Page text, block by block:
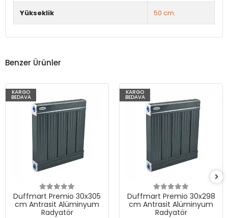
Yükseklik 50 cm.
Benzer Ürünler
KARGO
BEDAVA
Duffmart Premio 30x305
cm Antrasit Alüminyum
Radyatör
KARGO
BEDAVA
Duffmart Premio 30x298
cm Antrasit Alüminyum
Radyatör